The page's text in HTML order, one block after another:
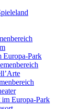
Europa-Park
Europa-Park